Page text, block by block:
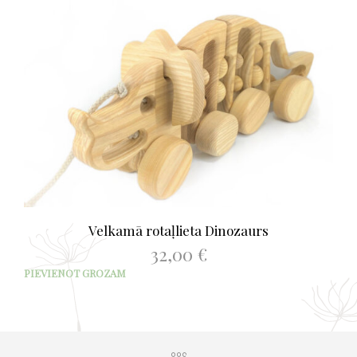
Velkamā rotaļlieta Dinozaurs
32,00 €
PIEVIENOT GROZAM